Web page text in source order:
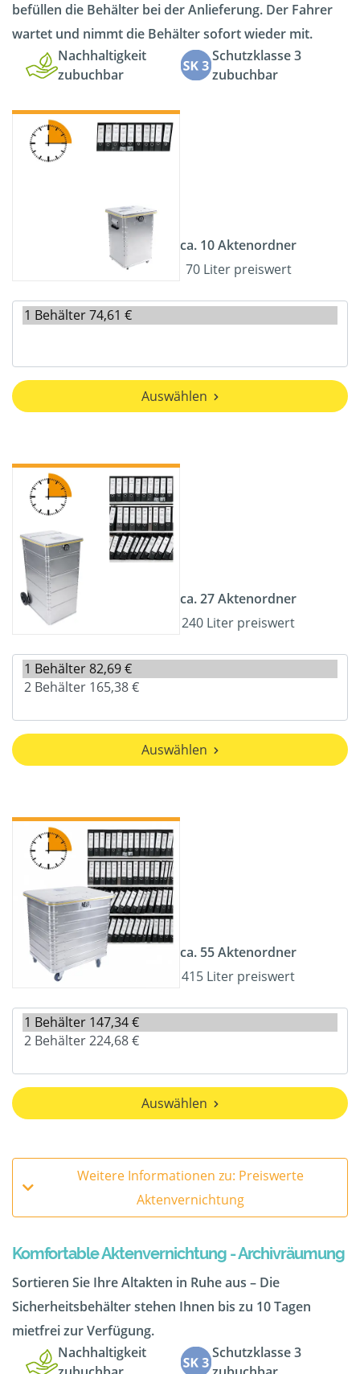
befüllen die Behälter bei der Anlieferung. Der Fahrer
wartet und nimmt die Behälter sofort wieder mit.
Nachhaltigkeit
zubuchbar
Schutzklasse 3
zubuchbar
ca. 10 Aktenordner
70 Liter preiswert
Auswählen
ca. 27 Aktenordner
240 Liter preiswert
Auswählen
ca. 55 Aktenordner
415 Liter preiswert
Auswählen
Weitere Informationen zu: Preiswerte
Aktenvernichtung
Komfortable Aktenvernichtung - Archivräumung
Sortieren Sie Ihre Altakten in Ruhe aus – Die
Sicherheitsbehälter stehen Ihnen bis zu 10 Tagen
mietfrei zur Verfügung.
Nachhaltigkeit
Schutzklasse 3